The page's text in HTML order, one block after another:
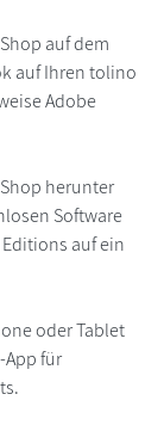
auf dem
auf Ihren tolino
Adobe
herunter
Software
Editions auf ein
oder Tablet
App für